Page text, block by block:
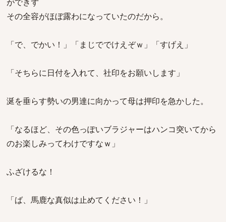
その全容がほぼ露わになっていたのだから。
「で、でかい！」「まじででけえぞｗ」「すげえ」
「そちらに日付を入れて、社印をお願いします」
涎を垂らす勢いの男達に向かって母は押印を急かした。
「なるほど、その色っぽいブラジャーはハンコ突いてから
のお楽しみってわけですなｗ」
ふざけるな！
「ば、馬鹿な真似は止めてください！」